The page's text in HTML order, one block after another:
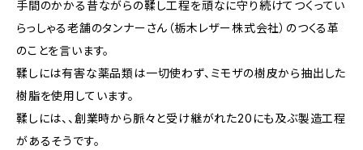
手間のかかる昔ながらの鞣し工程を頑なに守り続けてつくってい
らっしゃる老舗のタンナーさん（栃木レザー株式会社）のつくる革
のことを言います。
鞣しには有害な薬品類は一切使わず、ミモザの樹皮から抽出した
樹脂を使用しています。
鞣しには、、創業時から脈々と受け継がれた20にも及ぶ製造工程
があるそうです。